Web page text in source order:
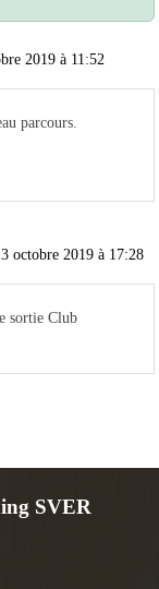
2019 à 11:52
parcours.
octobre 2019 à 17:28
sortie Club
SVER